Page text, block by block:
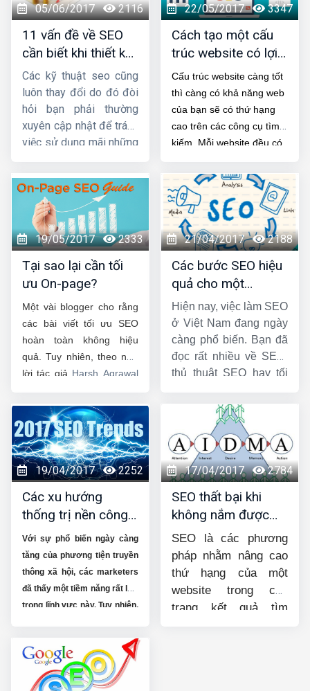
backlink.
05/06/2017 2116
11 vấn đề về SEO
cần biết khi thiết kế
website
Các kỹ thuật seo cũng
luôn thay đổi do đó đòi
hỏi bạn phải thường
xuyên cập nhật để tránh
việc sử dụng mãi những
nhiều chiến thuật để
giúp website của bạn
có thứ hạng cao hơn
trên bộ máy tìm kiếm. Vì
vậy, làm thế nào bạn có
thể làm cho thiết kế
Web của bạn SEO thân
thiện với vị trí của mình
cao hơn trên trang kết
quả tìm kiếm?
22/05/2017 3347
Cách tạo một cấu
trúc website có lợi
cho SEO
Cấu trúc website càng tốt
thì càng có khả năng web
của bạn sẽ có thứ hạng
cao trên các công cụ tìm
kiếm. Mỗi website đều có
là một cấu trúc được tổ
chức hợp lý và chặt chẽ
hoặc một cấu trúc với các
trang được sắp xếp lộn
xộn. Tuy nhiên, chỉ với
kiểu cấu trúc đầu tiên thì
bạn mới tạo ra được một
website có vị tốt nhất trên
các trang kết quả tìm kiếm
(SERP).
19/05/2017 2333
Tại sao lại cần tối
ưu On-page?
Một vài blogger cho rằng
các bài viết tối ưu SEO
hoàn toàn không hiệu
quả. Tuy nhiên, theo như
lời tác giả Harsh Agrawal
này không chỉ không tệ
mà còn rất cần thiết.
21/04/2017 2188
Các bước SEO hiệu
quả cho một
website
Hiện nay, việc làm SEO
ở Việt Nam đang ngày
càng phổ biến. Bạn đã
đọc rất nhiều về SEO,
thủ thuật SEO hay tối
vẫn tù mù về việc
người ta SEO môt
website như thế nào?
Bài viết dưới đây sẽ
chia sẻ cho bạn các
bước để SEO hiệu quả
cho một website
19/04/2017 2252
Các xu hướng
thống trị nền công
nghiệp SEO trong
năm 2017
Với sự phổ biến ngày càng
tăng của phương tiện truyền
thông xã hội, các marketers
đã thấy một tiềm năng rất lớn
trong lĩnh vực này. Tuy nhiên,
không thực sự hiểu đúng các
khái niệm của marketing
thông qua tối ưu hóa phương
tiện truyền thông xã hội. Họ
17/04/2017 2784
SEO thất bại khi
không nắm được
hành vi người dùng
internet
SEO là các phương
pháp nhằm nâng cao
thứ hạng của một
website trong các
trang kết quả tìm